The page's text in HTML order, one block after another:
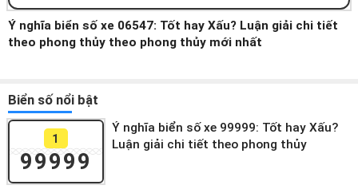
Ý nghĩa biển số xe 06547: Tốt hay Xấu? Luận giải chi tiết
theo phong thủy theo phong thủy mới nhất
Biển số nổi bật
1
99999
Ý nghĩa biển số xe 99999: Tốt hay Xấu?
Luận giải chi tiết theo phong thủy